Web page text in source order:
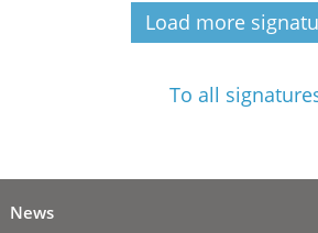
Load more
To all
News